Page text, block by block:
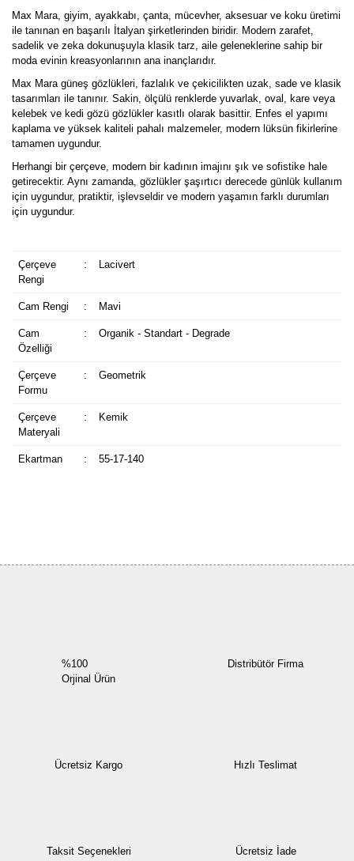
Max Mara, giyim, ayakkabı, çanta, mücevher, aksesuar ve koku üretimi
ile tanınan en başarılı İtalyan şirketlerinden biridir. Modern zarafet,
sadelik ve zeka dokunuşuyla klasik tarz, aile geleneklerine sahip bir
moda evinin kreasyonlarının ana inançlarıdır.
Max Mara güneş gözlükleri, fazlalık ve çekicilikten uzak, sade ve klasik
tasarımları ile tanınır. Sakin, ölçülü renklerde yuvarlak, oval, kare veya
kelebek ve kedi gözü gözlükler kasıtlı olarak basittir. Enfes el yapımı
kaplama ve yüksek kaliteli pahalı malzemeler, modern lüksün fikirlerine
tamamen uygundur.
Herhangi bir çerçeve, modern bir kadının imajını şık ve sofistike hale
getirecektir. Aynı zamanda, gözlükler şaşırtıcı derecede günlük kullanım
için uygundur, pratiktir, işlevseldir ve modern yaşamın farklı durumları
için uygundur.
Çerçeve
Rengi
: Lacivert
Cam Rengi : Mavi
Cam
Özelliği
: Organik - Standart - Degrade
Çerçeve
Formu
: Geometrik
Çerçeve
Materyali
: Kemik
Ekartman : 55-17-140
%100
Orjinal Ürün
Distribütör Firma
Ücretsiz Kargo Hızlı Teslimat
Taksit Seçenekleri Ücretsiz İade